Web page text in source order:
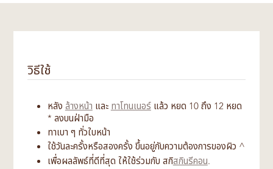
วิธีใช้
หลังล้างหน้าและทาโทนเนอร์แล้ว หยด 10 ถึง 12 หยด
* ลงบนฝ่ามือ
ทาเบา ๆ ทั่วใบหน้า
ใช้วันละครั้งหรือสองครั้ง ขึ้นอยู่กับความต้องการของผิว ^
เพื่อผลลัพธ์ที่ดีที่สุด ให้ใช้ร่วมกับ สกิสกินรีคอน.